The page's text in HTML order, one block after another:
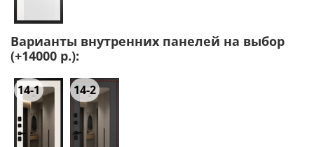
Варианты внутренних панелей на выбор
(+14000 р.):
14-1 14-2